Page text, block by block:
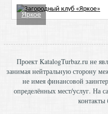
Яркое
Проект KatalogTurbaz.ru не
занимая нейтральную сторону
не имея финансовой
определённых мест/услуг. На
контакты